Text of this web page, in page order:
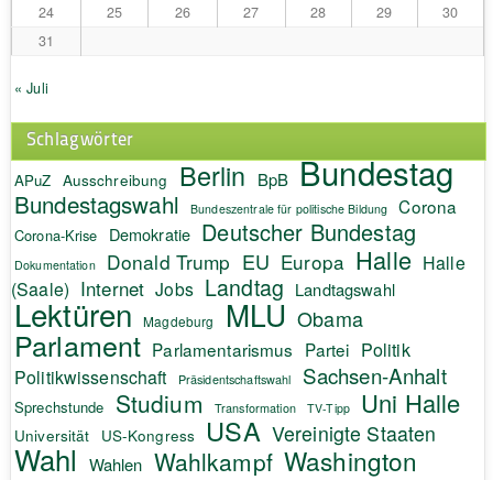
24
25 26 27 28 29
30
31
« Juli
Schlagwörter
APuZ Ausschreibung Berlin BpB Bundestag
Bundestagswahl Bundeszentrale für politische Bildung Corona
Corona-Krise Demokratie Deutscher Bundestag
Dokumentation Donald Trump EU Europa Halle Halle
(Saale) Internet Jobs Landtag Landtagswahl
Lektüren Magdeburg MLU Obama
Parlament Parlamentarismus Partei Politik
Politikwissenschaft Präsidentschaftswahl Sachsen-Anhalt
Sprechstunde Studium Transformation TV-Tipp Uni Halle
Universität US-Kongress USA Vereinigte Staaten
Wahl Wahlen Wahlkampf Washington